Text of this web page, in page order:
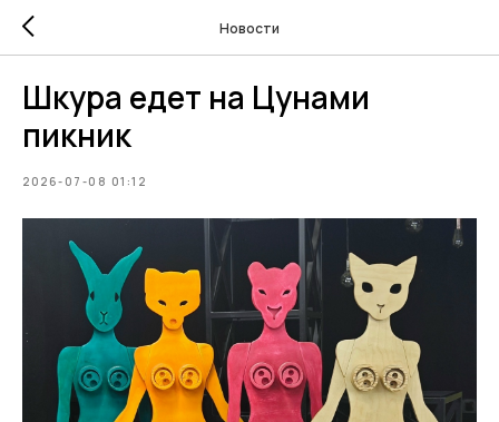
Новости
Шкура едет на Цунами
пикник
2026-07-08 01:12